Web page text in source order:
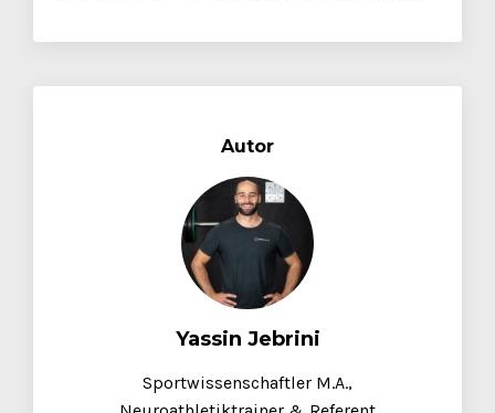
Autor
Yassin Jebrini
Sportwissenschaftler M.A.,